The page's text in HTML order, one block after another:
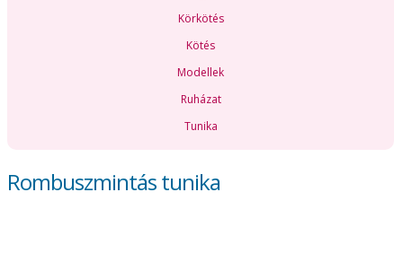
Körkötés
Kötés
Modellek
Ruházat
Tunika
Rombuszmintás tunika